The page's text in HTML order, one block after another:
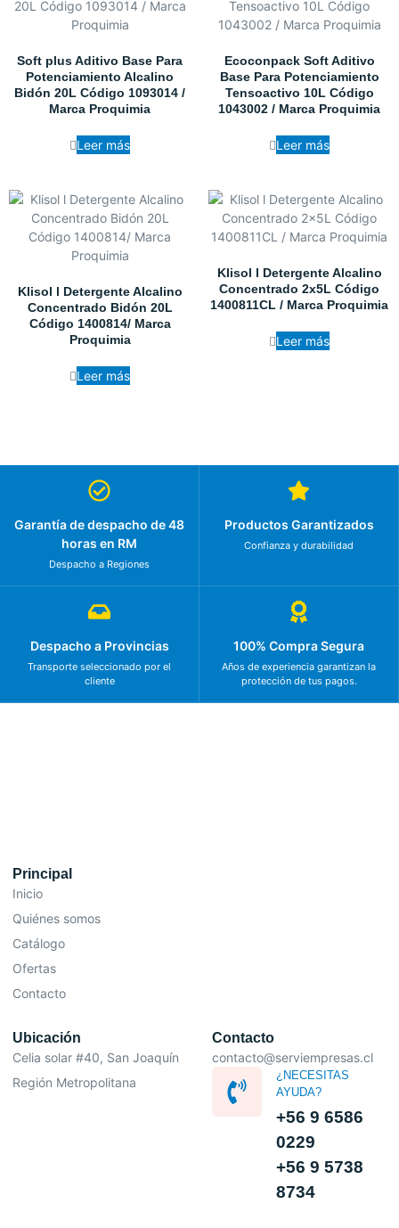
Soft plus Aditivo Base Para
Potenciamiento Alcalino
Bidón 20L Código 1093014 /
Marca Proquimia
Leer más
Ecoconpack Soft Aditivo
Base Para Potenciamiento
Tensoactivo 10L Código
1043002 / Marca Proquimia
Leer más
Klisol l Detergente Alcalino
Concentrado Bidón 20L
Código 1400814/ Marca
Proquimia
Leer más
Klisol l Detergente Alcalino
Concentrado 2x5L Código
1400811CL / Marca Proquimia
Leer más
Garantía de despacho de 48
horas en RM
Despacho a Regiones
Productos Garantizados
Confianza y durabilidad
Despacho a Provincias
Transporte seleccionado por el
cliente
100% Compra Segura
Años de experiencia garantizan la
protección de tus pagos.
Principal
Inicio
Quiénes somos
Catálogo
Ofertas
Contacto
Ubicación
Celia solar #40, San Joaquín
Región Metropolitana
Contacto
contacto@serviempresas.cl
¿NECESITAS
AYUDA?
+56 9 6586
0229
+56 9 5738
8734